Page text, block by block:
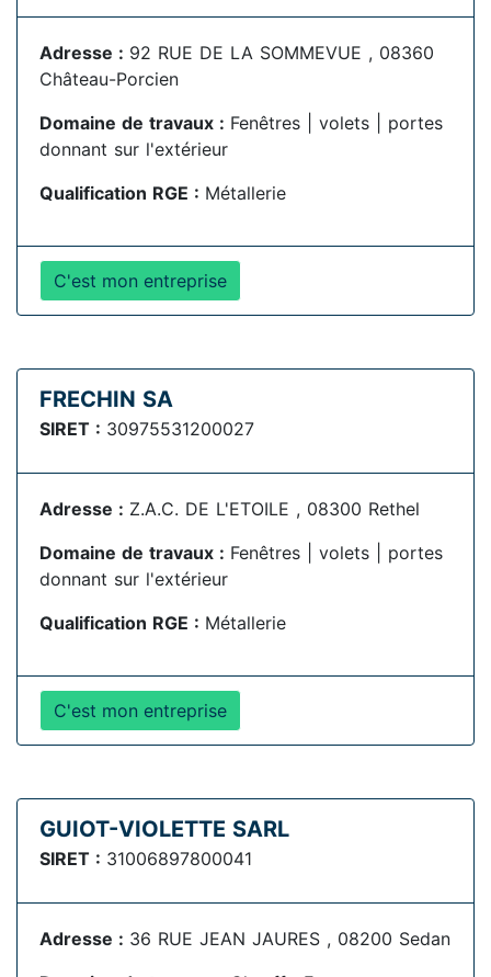
Adresse : 92 RUE DE LA SOMMEVUE , 08360
Château-Porcien
Domaine de travaux : Fenêtres | volets | portes
donnant sur l'extérieur
Qualification RGE : Métallerie
C'est mon entreprise
FRECHIN SA
SIRET : 30975531200027
Adresse : Z.A.C. DE L'ETOILE , 08300 Rethel
Domaine de travaux : Fenêtres | volets | portes
donnant sur l'extérieur
Qualification RGE : Métallerie
C'est mon entreprise
GUIOT-VIOLETTE SARL
SIRET : 31006897800041
Adresse : 36 RUE JEAN JAURES , 08200 Sedan